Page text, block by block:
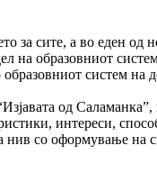
за сите, а во еден од
на образовниот
систем на
од Саламанка”,
интереси,
нив со оформување на